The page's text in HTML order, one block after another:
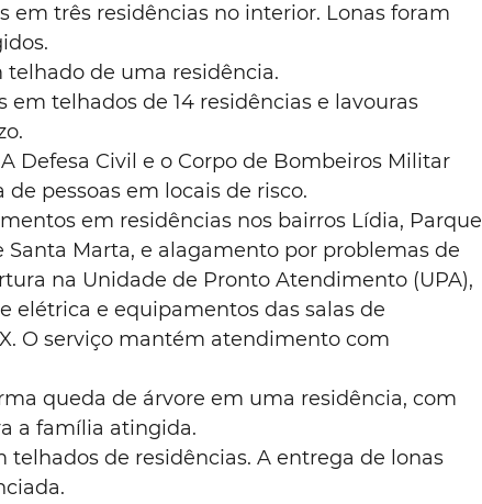
em três residências no interior. Lonas foram
telhado de uma residência.
em telhados de 14 residências e lavouras
A Defesa Civil e o Corpo de Bombeiros Militar
pessoas em locais de risco.
em residências nos bairros Lídia, Parque
Santa Marta, e alagamento por problemas de
na Unidade de Pronto Atendimento (UPA),
elétrica e equipamentos das salas de
O serviço mantém atendimento com
queda de árvore em uma residência, com
a família atingida.
telhados de residências. A entrega de lonas